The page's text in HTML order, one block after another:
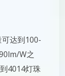
达到100-
W之
4014灯珠